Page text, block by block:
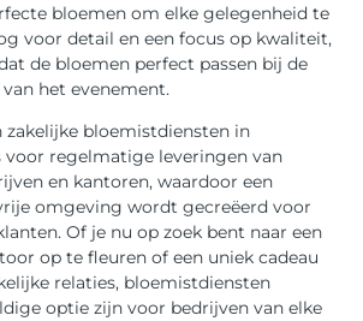
bloemen om elke gelegenheid te
voor detail en een focus op kwaliteit,
de bloemen perfect passen bij de
het evenement.
zakelijke bloemistdiensten in
voor regelmatige leveringen van
en kantoren, waardoor een
omgeving wordt gecreëerd voor
Of je nu op zoek bent naar een
op te fleuren of een uniek cadeau
relaties, bloemistdiensten
optie zijn voor bedrijven van elke